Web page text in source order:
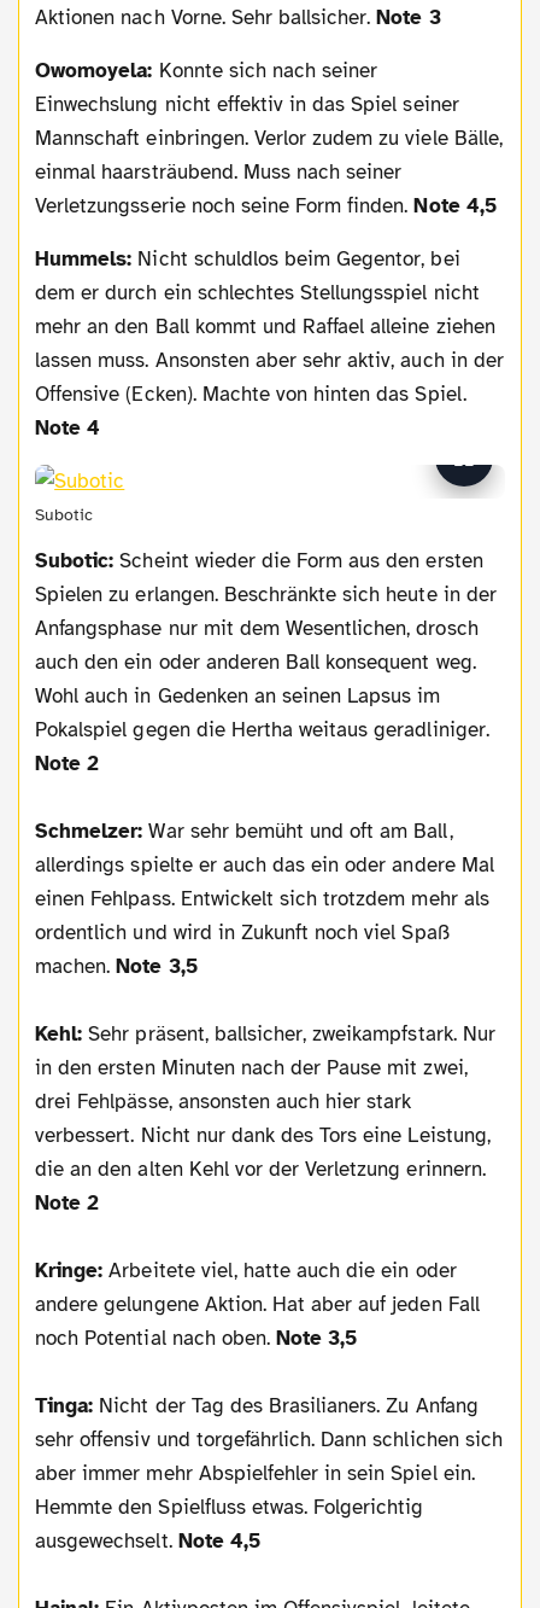
Aktionen nach Vorne. Sehr ballsicher.Note 3
Owomoyela: Konnte sich nach seiner
Einwechslung nicht effektiv in das Spiel seiner
Mannschaft einbringen. Verlor zudem zu viele Bälle,
einmal haarsträubend. Muss nach seiner
Verletzungsserie noch seine Form finden.Note 4,5
Hummels: Nicht schuldlos beim Gegentor, bei
dem er durch ein schlechtes Stellungsspiel nicht
mehr an den Ball kommt und Raffael alleine ziehen
lassen muss. Ansonsten aber sehr aktiv, auch in der
Offensive (Ecken). Machte von hinten das Spiel.
Note 4
Subotic
Subotic: Scheint wieder die Form aus den ersten
Spielen zu erlangen. Beschränkte sich heute in der
Anfangsphase nur mit dem Wesentlichen, drosch
auch den ein oder anderen Ball konsequent weg.
Wohl auch in Gedenken an seinen Lapsus im
Pokalspiel gegen die Hertha weitaus geradliniger.
Note 2
Schmelzer:War sehr bemüht und oft am Ball,
allerdings spielte er auch das ein oder andere Mal
einen Fehlpass. Entwickelt sich trotzdem mehr als
ordentlich und wird in Zukunft noch viel Spaß
machen.Note 3,5
Kehl:Sehr präsent, ballsicher, zweikampfstark. Nur
in den ersten Minuten nach der Pause mit zwei,
drei Fehlpässe, ansonsten auch hier stark
verbessert. Nicht nur dank des Tors eine Leistung,
die an den alten Kehl vor der Verletzung erinnern.
Note 2
Kringe: Arbeitete viel, hatte auch die ein oder
andere gelungene Aktion. Hat aber auf jeden Fall
noch Potential nach oben. Note 3,5
Tinga: Nicht der Tag des Brasilianers. Zu Anfang
sehr offensiv und torgefährlich. Dann schlichen sich
aber immer mehr Abspielfehler in sein Spiel ein.
Hemmte den Spielfluss etwas. Folgerichtig
ausgewechselt. Note 4,5